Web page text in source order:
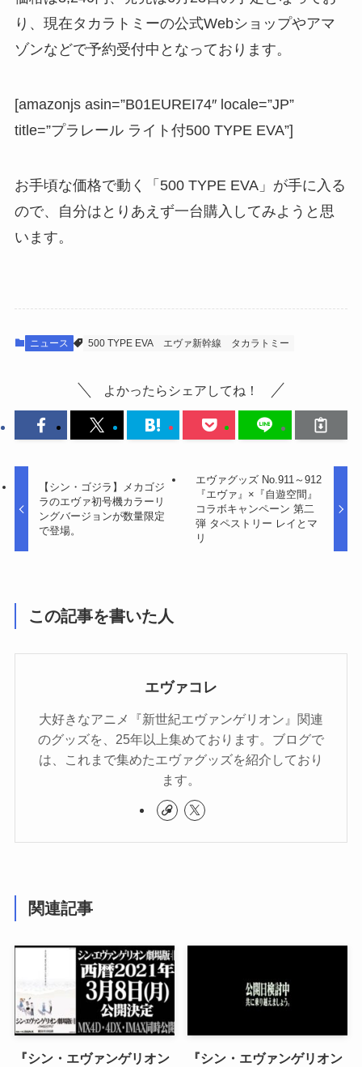
り、現在タカラトミーの公式Webショップやアマ
ゾンなどで予約受付中となっております。
[amazonjs asin=”B01EUREI74″ locale=”JP”
title=”プラレール ライト付500 TYPE EVA”]
お手頃な価格で動く「500 TYPE EVA」が手に入る
ので、自分はとりあえず一台購入してみようと思
います。
ニュース 500 TYPE EVA エヴァ新幹線 タカラトミー
よかったらシェアしてね！
【シン・ゴジラ】メカゴジ
ラのエヴァ初号機カラーリ
ングバージョンが数量限定
で登場。
エヴァグッズ No.911～912
『エヴァ』×『自遊空間』
コラボキャンペーン 第二
弾 タペストリー レイとマ
リ
この記事を書いた人
エヴァコレ
大好きなアニメ『新世紀エヴァンゲリオン』関連
のグッズを、25年以上集めております。ブログで
は、これまで集めたエヴァグッズを紹介しており
ます。
関連記事
『シン・エヴァンゲリオン
『シン・エヴァンゲリオン